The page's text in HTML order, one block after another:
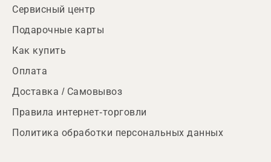
Сервисный центр
Подарочные карты
Как купить
Оплата
Доставка / Самовывоз
Правила интернет-торговли
Политика обработки персональных данных